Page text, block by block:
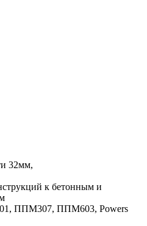
32мм,
к бетонным и
ППМ307, ППМ603, Powers